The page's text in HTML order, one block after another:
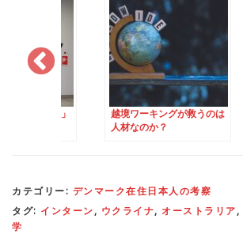
ない「移住」
越境ワーキングが救うのは
人材なのか？
カテゴリー: デンマーク在住日本人の考察
タグ: インターン, ウクライナ, オーストラリア,
学